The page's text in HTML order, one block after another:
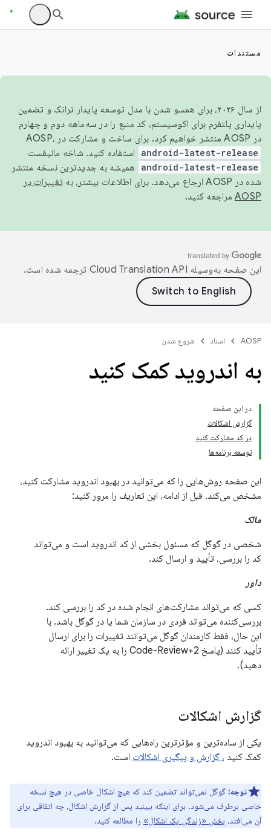
مستندات
از سال ۲۰۲۶، برای همسو شدن با مدل توسعه پایدار ترانک و تضمین
پایداری پلتفرم برای اکوسیستم، کد منبع را در سه‌ماهه دوم و چهارم
در AOSP منتشر خواهیم کرد. برای ساخت و مشارکت در AOSP،
android-latest-release استفاده کنید. شاخه مانیفست
android-latest-release
همیشه به جدیدترین نسخه منتشر
شده در AOSP ارجاع می‌دهد. برای اطلاعات بیشتر، به
تغییرات در
AOSP مراجعه کنید.
این صفحه به‌وسیله ترجمه شده است.
AOSP اسناد شروع شدن
به اندروید کمک کنید
در این صفحه
گزارش اشکالات
در کد مشارکت کنید
توسعه برنامه‌ها
این صفحه روش‌هایی را که می‌توانید در بهبود اندروید مشارکت کنید،
مشخص می‌کند. قبل از ادامه، این تعاریف را مرور کنید:
مالک
شخصی در گوگل که مسئول بخشی از کد اندروید است و می‌تواند
کد را بررسی، تأیید و ارسال کند.
داور
کسی که می‌تواند مشارکت‌های انجام شده در کد را بررسی کند.
بررسی‌کننده می‌تواند فردی در سازمان شما یا در گوگل باشد. با
این حال، فقط کارمندان گوگل می‌توانند تغییرات را برای ارسال
تأیید کنند (پاسخ Code-Review+2 را به یک تغییر ارائه
دهید).
گزارش اشکالات
یکی از ساده‌ترین و مؤثرترین راه‌هایی که می‌توانید به بهبود اندروید
کمک کنید ، گزارش و پیگیری اشکالات است.
توجه: گوگل نمی‌تواند تضمین کند که هیچ اشکال خاصی در هیچ نسخه
خاصی برطرف می‌شود. برای اینکه ببینید پس از گزارش اشکال، چه اتفاقی برای
آن می‌افتد، بخش «زندگی یک اشکال» را مطالعه کنید.